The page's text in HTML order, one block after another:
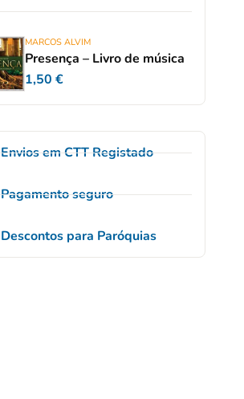
MARCOS ALVIM
Presença – Livro de música
1,50 €
Envios em CTT Registado
Pagamento seguro
Descontos para Paróquias